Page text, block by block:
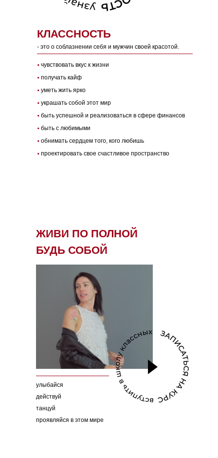
КЛАССНОСТЬ
чувствовать вкус к жизни
получать кайф
уметь жить ярко
украшать собой этот мир
быть успешной и реализоваться в сфере финансов
быть с любимыми
обнимать сердцем того, кого любишь
проектировать свое счастливое пространство
- это о соблазнении себя и мужчин своей красотой.
·
·
·
·
·
·
·
·
улыбайся
действуй
танцуй
проявляйся в этом мире
ЖИВИ ПО ПОЛНОЙ
БУДЬ СОБОЙ